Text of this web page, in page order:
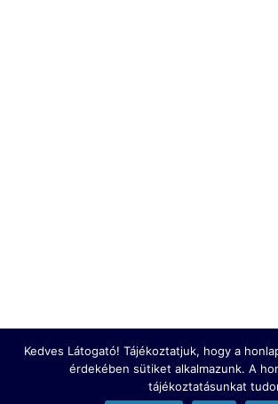
Kedves Látogató! Tájékoztatjuk, hogy a
érdekében sütiket alkalmazunk. A
tájékoztatásunkat